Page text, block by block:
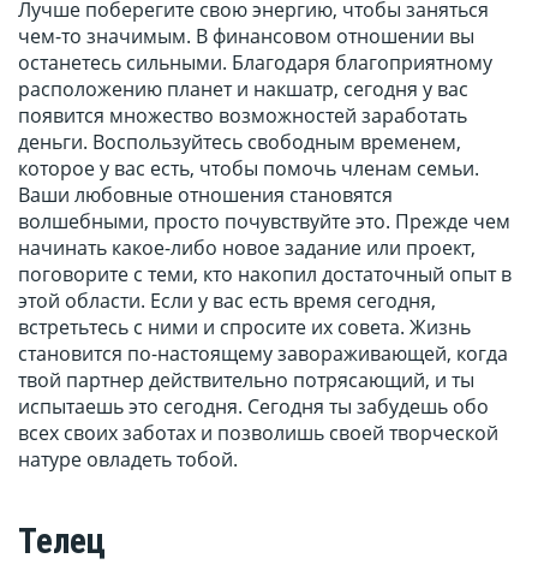
Лучше поберегите свою энергию, чтобы заняться
чем-то значимым. В финансовом отношении вы
останетесь сильными. Благодаря благоприятному
расположению планет и накшатр, сегодня у вас
появится множество возможностей заработать
деньги. Воспользуйтесь свободным временем,
которое у вас есть, чтобы помочь членам семьи.
Ваши любовные отношения становятся
волшебными, просто почувствуйте это. Прежде чем
начинать какое-либо новое задание или проект,
поговорите с теми, кто накопил достаточный опыт в
этой области. Если у вас есть время сегодня,
встретьтесь с ними и спросите их совета. Жизнь
становится по-настоящему завораживающей, когда
твой партнер действительно потрясающий, и ты
испытаешь это сегодня. Сегодня ты забудешь обо
всех своих заботах и позволишь своей творческой
натуре овладеть тобой.
Телец